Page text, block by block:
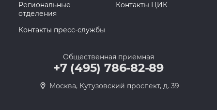
Региональные
отделения
Контакты ЦИК
Контакты пресс-службы
Общественная приемная
+7 (495) 786-82-89
Москва, Кутузовский проспект, д. 39